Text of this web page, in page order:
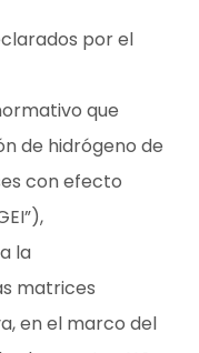
por el
que
de hidrógeno de
con efecto
la
matrices
en el marco del